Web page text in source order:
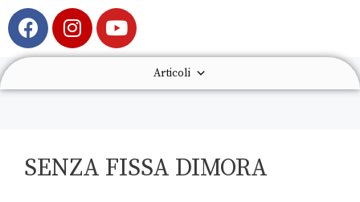
Articoli
SENZA FISSA DIMORA